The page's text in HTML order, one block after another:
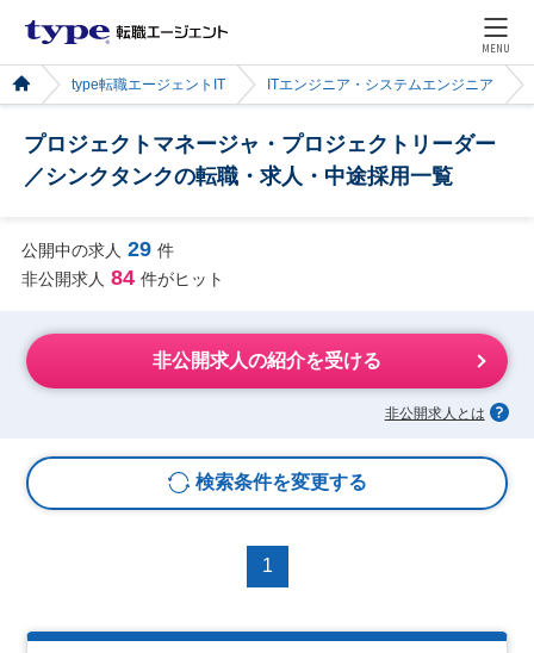
MENU
type転職エージェントIT ITエンジニア・システムエンジニア
プロジェクトマネージャ・プロジェクトリーダー
／シンクタンクの転職・求人・中途採用一覧
公開中の求人 29 件
非公開求人 84 件がヒット
非公開求人の紹介を受ける
非公開求人とは
検索条件を変更する
1